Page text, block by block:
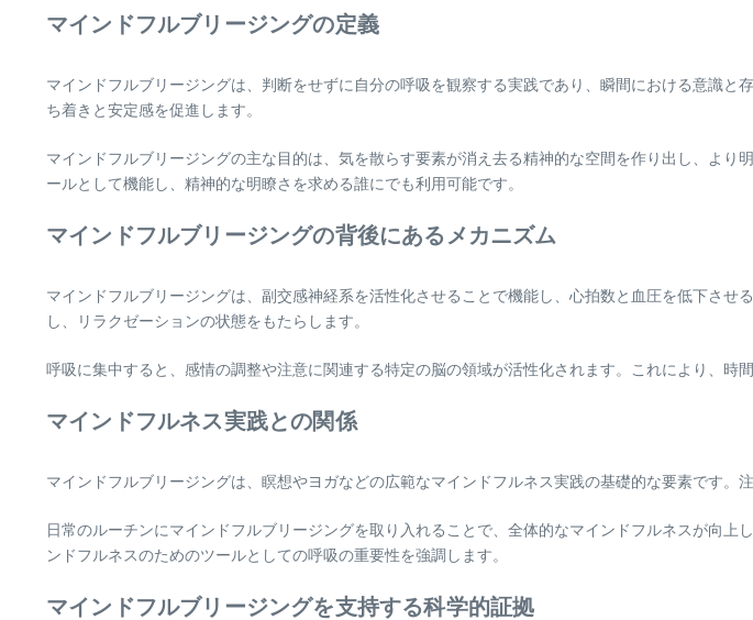
マインドフルブリージングの定義
マインドフルブリージングは、判断をせずに自分の呼吸を観察する実践であり、瞬間における意識
ち着きと安定感を促進します。
マインドフルブリージングの主な目的は、気を散らす要素が消え去る精神的な空間を作り出し、よ
ールとして機能し、精神的な明瞭さを求める誰にでも利用可能です。
マインドフルブリージングの背後にあるメカニズム
マインドフルブリージングは、副交感神経系を活性化させることで機能し、心拍数と血圧を低下さ
し、リラクゼーションの状態をもたらします。
呼吸に集中すると、感情の調整や注意に関連する特定の脳の領域が活性化されます。これにより、時
マインドフルネス実践との関係
マインドフルブリージングは、瞑想やヨガなどの広範なマインドフルネス実践の基礎的な要素です。
日常のルーチンにマインドフルブリージングを取り入れることで、全体的なマインドフルネスが向
ンドフルネスのためのツールとしての呼吸の重要性を強調します。
マインドフルブリージングを支持する科学的証拠